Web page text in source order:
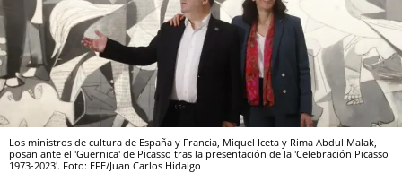
Los ministros de cultura de España y Francia, Miquel Iceta y Rima Abdul Malak,
posan ante el 'Guernica' de Picasso tras la presentación de la 'Celebración Picasso
1973-2023'. Foto: EFE/Juan Carlos Hidalgo